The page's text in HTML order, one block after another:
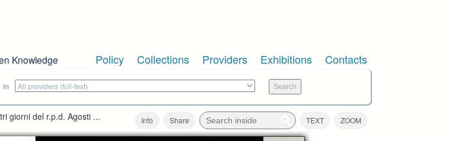
Knowledge Policy Collections Providers Exhibitions Contacts
in
giorni del r.p.d. Agosti ... Info Share TEXT ZOOM